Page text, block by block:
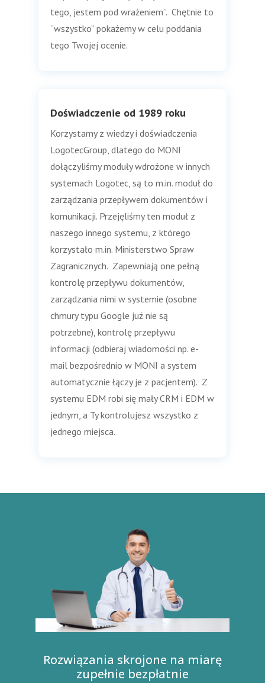
tego, jestem pod wrażeniem”. Chętnie to
”wszystko” pokażemy w celu poddania
tego Twojej ocenie.
Doświadczenie od 1989 roku
Korzystamy z wiedzy i doświadczenia
LogotecGroup, dlatego do MONI
dołączyliśmy moduły wdrożone w innych
systemach Logotec, są to m.in. moduł do
zarządzania przepływem dokumentów i
komunikacji. Przejęliśmy ten moduł z
naszego innego systemu, z którego
korzystało m.in. Ministerstwo Spraw
Zagranicznych. Zapewniają one pełną
kontrolę przepływu dokumentów,
zarządzania nimi w systemie (osobne
chmury typu Google już nie są
potrzebne), kontrolę przepływu
informacji (odbieraj wiadomości np. e-
mail bezpośrednio w MONI a system
automatycznie łączy je z pacjentem). Z
systemu EDM robi się mały CRM i EDM w
jednym, a Ty kontrolujesz wszystko z
jednego miejsca.
Rozwiązania skrojone na miarę
zupełnie bezpłatnie